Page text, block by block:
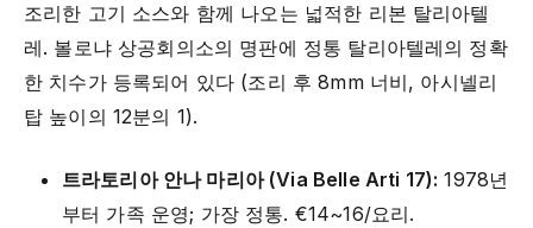
조리한 고기 소스와 함께 나오는 넓적한 리본 탈리아텔
레. 볼로냐 상공회의소의 명판에 정통 탈리아텔레의 정확
한 치수가 등록되어 있다 (조리 후 8mm 너비, 아시넬리
탑 높이의 12분의 1).
트라토리아 안나 마리아 (Via Belle Arti 17): 1978년
부터 가족 운영; 가장 정통. €14~16/요리.